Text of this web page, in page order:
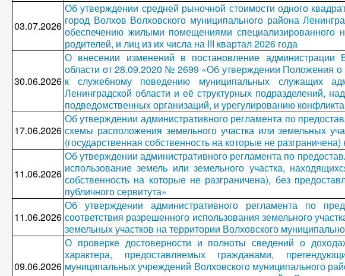
03.07.2026
Об утверждении средней рыночной стоимости одного
город Волхов Волховского муниципального района
обеспечению жилыми помещениями специализированного
родителей, и лиц из их числа на III квартал 2026 года
30.06.2026
О внесении изменений в постановление администрации
области от 28.09.2020 № 2699 «Об утверждении Положения
к служебному поведению муниципальных служащих
Ленинградской области и её структурных подразделений,
подведомственных организаций, и урегулированию
17.06.2026
Об утверждении административного регламента по
схемы расположения земельного участка или земельных
(государственная собственность на которые не
11.06.2026
Об утверждении административного регламента по
использование земель или земельного участка,
собственность на которые не разграничена), без
публичного сервитута»
11.06.2026
Об утверждении административного регламента по
соответствия разрешенного использования земельного
земельных участков на территории Волховского
09.06.2026
О проверке достоверности и полноты сведений о
характера, предоставляемых гражданами,
муниципальных учреждений Волховского муниципального